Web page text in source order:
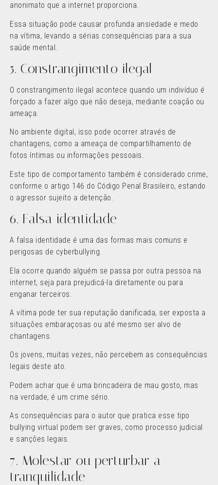
anonimato que a internet proporciona.
Essa situação pode causar profunda ansiedade e medo
na vítima, levando a sérias consequências para a sua
saúde mental.
5. Constrangimento ilegal
O constrangimento ilegal acontece quando um indivíduo é
forçado a fazer algo que não deseja, mediante coação ou
ameaça.
No ambiente digital, isso pode ocorrer através de
chantagens, como a ameaça de compartilhamento de
fotos íntimas ou informações pessoais.
Este tipo de comportamento também é considerado crime,
conforme o artigo 146 do Código Penal Brasileiro, estando
o agressor sujeito a detenção.
6. Falsa identidade
A falsa identidade é uma das formas mais comuns e
perigosas de cyberbullying.
Ela ocorre quando alguém se passa por outra pessoa na
internet, seja para prejudicá-la diretamente ou para
enganar terceiros.
A vítima pode ter sua reputação danificada, ser exposta a
situações embaraçosas ou até mesmo ser alvo de
chantagens.
Os jovens, muitas vezes, não percebem as consequências
legais deste ato.
Podem achar que é uma brincadeira de mau gosto, mas
na verdade, é um crime sério.
As consequências para o autor que pratica esse tipo
bullying virtual podem ser graves, como processo judicial
e sanções legais.
7. Molestar ou perturbar a
tranquilidade